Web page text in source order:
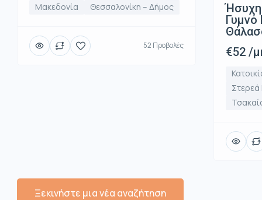
Μακεδονία
Θεσσαλονίκη – Δήμος
52 Προβολές
Γυμνό
€52 /
Ξεκινήστε μια νέα αναζήτηση